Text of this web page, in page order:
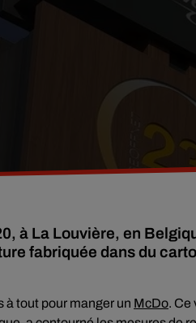
à La Louvière, en
fabriquée dans du
à tout pour manger un McDo. Ce